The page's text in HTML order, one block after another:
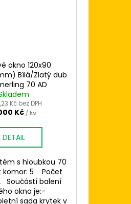
okno 120x90
Bílá/Zlatý dub
70 AD
Kč bez DPH
Kč / ks
DETAIL
s hloubkou 70
komor: 5 Počet
Součástí balení
okna je:-
sada krytek v